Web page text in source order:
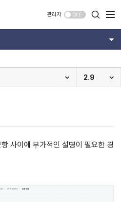
관리자 OFF
2.9
사이에 부가적인 설명이 필요한 경